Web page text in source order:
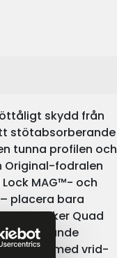
skydd från
stötabsorberande
tunna profilen och
Original-fodralen
MAG™- och
placera bara
Säker Quad
Skyddande
med vrid-